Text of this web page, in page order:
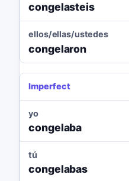
congelasteis
ellos/ellas/ustedes
congelaron
Imperfect
yo
congelaba
tú
congelabas